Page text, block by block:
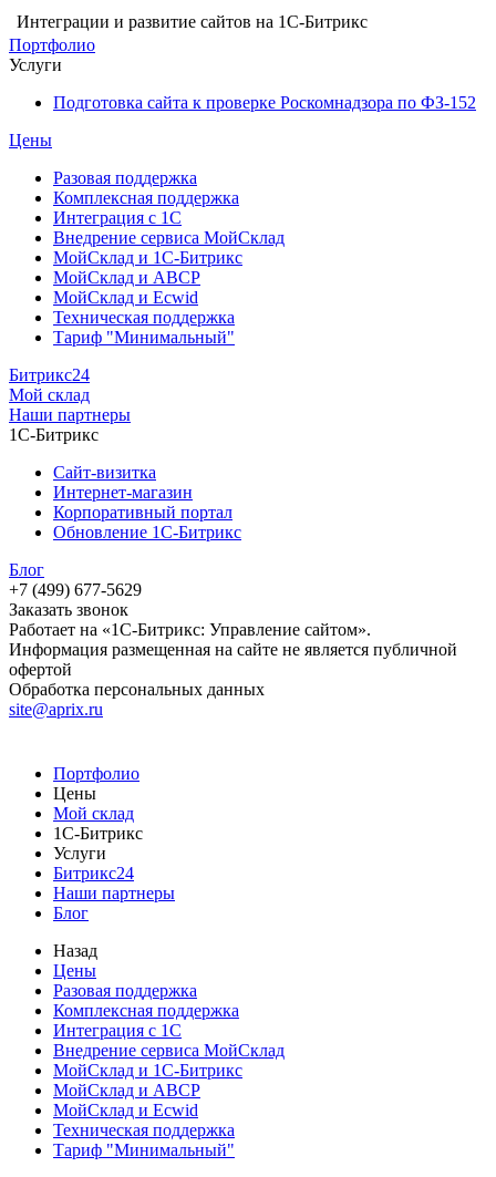
Интеграции и развитие сайтов на 1С-Битрикс
Портфолио
Услуги
Подготовка сайта к проверке Роскомнадзора по ФЗ-152
Цены
Разовая поддержка
Комплексная поддержка
Интеграция с 1С
Внедрение сервиса МойСклад
МойСклад и 1С-Битрикс
МойСклад и ABCP
МойСклад и Ecwid
Техническая поддержка
Тариф "Минимальный"
Битрикс24
Мой склад
Наши партнеры
1С-Битрикс
Сайт-визитка
Интернет-магазин
Корпоративный портал
Обновление 1С-Битрикс
Блог
+7 (499) 677-5629
Заказать звонок
Работает на «1С-Битрикс: Управление сайтом».
Информация размещенная на сайте не является публичной
офертой
Обработка персональных данных
site@aprix.ru
Портфолио
Цены
Мой склад
1С-Битрикс
Услуги
Битрикс24
Наши партнеры
Блог
Назад
Цены
Разовая поддержка
Комплексная поддержка
Интеграция с 1С
Внедрение сервиса МойСклад
МойСклад и 1С-Битрикс
МойСклад и ABCP
МойСклад и Ecwid
Техническая поддержка
Тариф "Минимальный"